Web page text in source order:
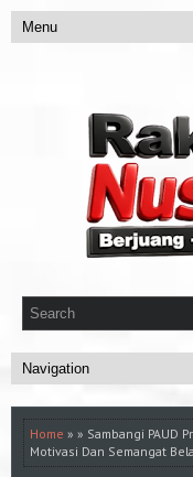
Home » » Sambangi PAUD
Motivasi Dan Semangat